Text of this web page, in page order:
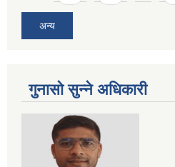
अन्य
गुनासो सुन्ने अधिकारी